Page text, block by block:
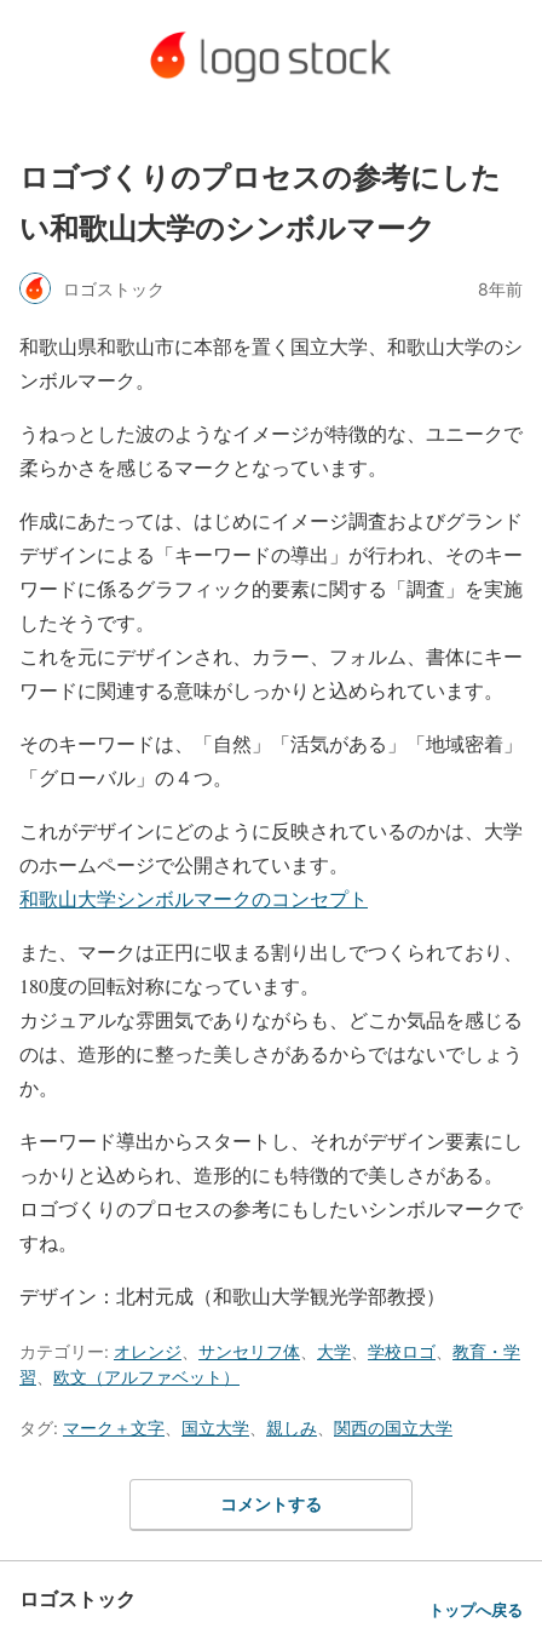
ロゴづくりのプロセスの参考にした
い和歌山大学のシンボルマーク
ロゴストック 8年前
和歌山県和歌山市に本部を置く国立大学、和歌山大学のシ
ンボルマーク。
うねっとした波のようなイメージが特徴的な、ユニークで
柔らかさを感じるマークとなっています。
作成にあたっては、はじめにイメージ調査およびグランド
デザインによる「キーワードの導出」が行われ、そのキー
ワードに係るグラフィック的要素に関する「調査」を実施
したそうです。
これを元にデザインされ、カラー、フォルム、書体にキー
ワードに関連する意味がしっかりと込められています。
そのキーワードは、「自然」「活気がある」「地域密着」
「グローバル」の４つ。
これがデザインにどのように反映されているのかは、大学
のホームページで公開されています。
和歌山大学シンボルマークのコンセプト
また、マークは正円に収まる割り出しでつくられており、
180度の回転対称になっています。
カジュアルな雰囲気でありながらも、どこか気品を感じる
のは、造形的に整った美しさがあるからではないでしょう
か。
キーワード導出からスタートし、それがデザイン要素にし
っかりと込められ、造形的にも特徴的で美しさがある。
ロゴづくりのプロセスの参考にもしたいシンボルマークで
すね。
デザイン：北村元成（和歌山大学観光学部教授）
カテゴリー: オレンジ サンセリフ体 大学 学校ロゴ
教育・学
習
欧文（アルファベット）
タグ: マーク＋文字 国立大学 親しみ 関西の国立大学
コメントする
ロゴストック トップへ戻る